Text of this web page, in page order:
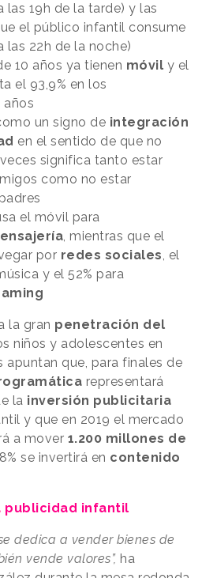
las 19h de la tarde) y las
el público infantil consume
las 22h de la noche)
10 años ya tienen móvil y el
el 93,9% en los
años
un signo de integración
en el sentido de que no
significa tanto estar
como no estar
el móvil para
, mientras que el
por redes sociales, el
y el 52% para
la gran penetración del
niños y adolescentes en
apuntan que, para finales de
representará
la inversión publicitaria
y que en 2019 el mercado
a mover 1.200 millones de
se invertirá en contenido
publicidad infantil
dedica a vender bienes de
vende valores”, ha